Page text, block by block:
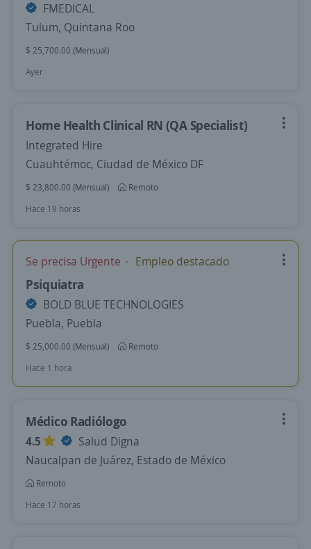
FMEDICAL
Tulum, Quintana Roo
$ 25,700.00 (Mensual)
Ayer
Home Health Clinical RN (QA Specialist)
Integrated Hire
Cuauhtémoc, Ciudad de México DF
$ 23,800.00 (Mensual)
Remoto
Hace 19 horas
Se precisa Urgente Empleo destacado
Psiquiatra
BOLD BLUE TECHNOLOGIES
Puebla, Puebla
$ 25,000.00 (Mensual)
Remoto
Hace 1 hora
Médico Radiólogo
4.5
Salud Digna
Naucalpan de Juárez, Estado de México
Remoto
Hace 17 horas